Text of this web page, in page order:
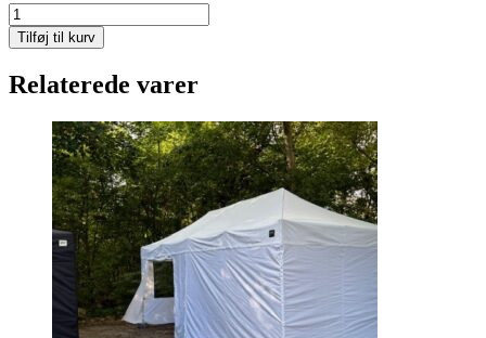
Hvide
sider
til
telt,
Tilføj til kurv
Relaterede varer